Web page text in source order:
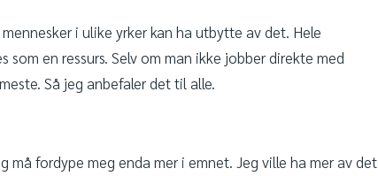
i ulike yrker kan ha utbytte av det. Hele
en ressurs. Selv om man ikke jobber direkte med
Så jeg anbefaler det til alle.
fordype meg enda mer i emnet. Jeg ville ha mer av det